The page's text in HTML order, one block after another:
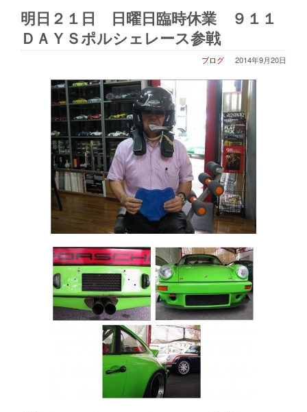
明日２１日 日曜日臨時休業 ９１１
ＤＡＹＳポルシェレース参戦
2014年9月20日
ブログ